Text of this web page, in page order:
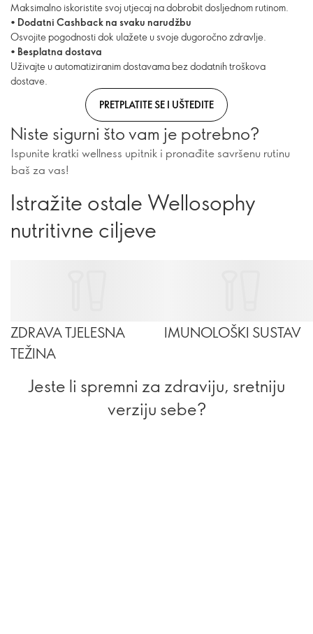
Maksimalno iskoristite svoj utjecaj na dobrobit dosljednom rutinom.
• Dodatni Cashback na svaku narudžbu
Osvojite pogodnosti dok ulažete u svoje dugoročno zdravlje.
• Besplatna dostava
Uživajte u automatiziranim dostavama bez dodatnih troškova
dostave.
PRETPLATITE SE I UŠTEDITE
Niste sigurni što vam je potrebno?
Ispunite kratki wellness upitnik i pronađite savršenu rutinu
baš za vas!
Istražite ostale Wellosophy
nutritivne ciljeve
ZDRAVA TJELESNA
TEŽINA
IMUNOLOŠKI SUSTAV
Jeste li spremni za zdraviju, sretniju
verziju sebe?